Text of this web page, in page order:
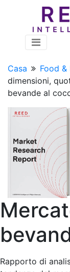
Casa Food &
dimensioni,
bevande al
Rapporto di